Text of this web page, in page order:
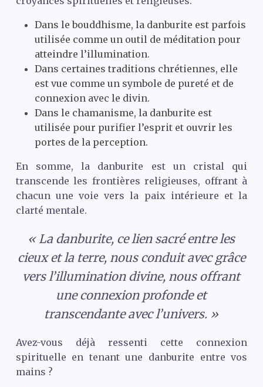
Dans le bouddhisme, la danburite est parfois
utilisée comme un outil de méditation pour
atteindre l’illumination.
Dans certaines traditions chrétiennes, elle
est vue comme un symbole de pureté et de
connexion avec le divin.
Dans le chamanisme, la danburite est
utilisée pour purifier l’esprit et ouvrir les
portes de la perception.
En somme, la danburite est un cristal qui
transcende les frontières religieuses, offrant à
chacun une voie vers la paix intérieure et la
clarté mentale.
« La danburite, ce lien sacré entre les
cieux et la terre, nous conduit avec grâce
vers l’illumination divine, nous offrant
une connexion profonde et
transcendante avec l’univers. »
Avez-vous déjà ressenti cette connexion
spirituelle en tenant une danburite entre vos
mains ?